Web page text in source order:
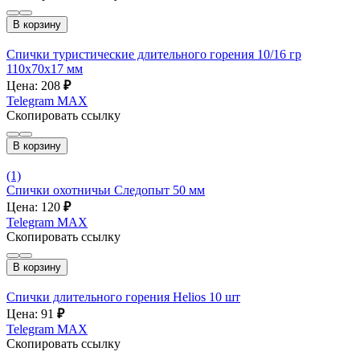
В корзину
Спички туристические длительного горения 10/16 гр
110х70х17 мм
Цена: 208 ₽
Telegram MAX
Скопировать ссылку
В корзину
(1)
Спички охотничьи Следопыт 50 мм
Цена: 120 ₽
Telegram MAX
Скопировать ссылку
В корзину
Спички длительного горения Helios 10 шт
Цена: 91 ₽
Telegram MAX
Скопировать ссылку